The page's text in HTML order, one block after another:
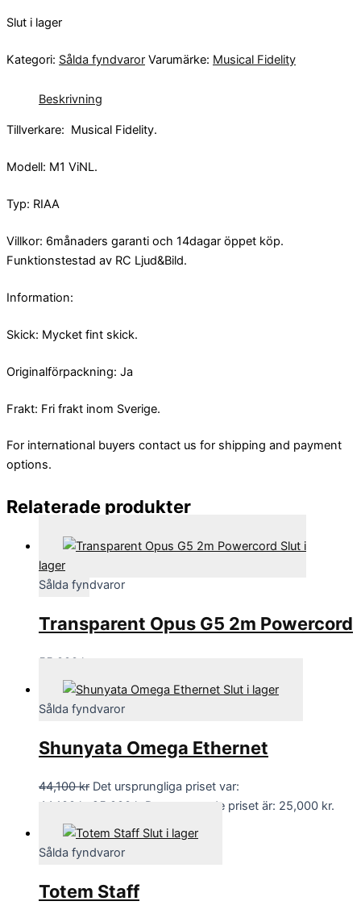
Slut i lager
Kategori: Sålda fyndvaror Varumärke: Musical Fidelity
Beskrivning
Tillverkare: Musical Fidelity.
Modell: M1 ViNL.
Typ: RIAA
Villkor: 6månaders garanti och 14dagar öppet köp.
Funktionstestad av RC Ljud&Bild.
Information:
Skick: Mycket fint skick.
Originalförpackning: Ja
Frakt: Fri frakt inom Sverige.
For international buyers contact us for shipping and payment
options.
Relaterade produkter
Slut i
lager
Sålda fyndvaror
Transparent Opus G5 2m Powercord
55,000 kr
Slut i lager
Sålda fyndvaror
Shunyata Omega Ethernet
44,100kr Det ursprungliga priset var:
44,100 kr.
25,000 kr Det nuvarande priset är: 25,000 kr.
Slut i lager
Sålda fyndvaror
Totem Staff